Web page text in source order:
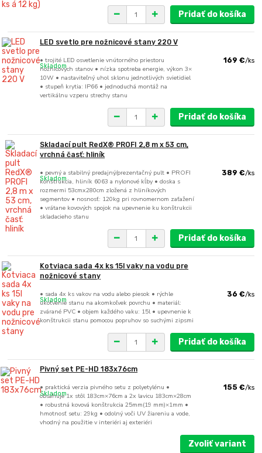
Pridať do košíka
LED svetlo pre nožnicové stany 220 V
• trojité LED osvetlenie vnútorného priestoru
nožnicových stanov • nízka spotreba energie, výkon 3×
10W • nastaviteľný uhol sklonu jednotlivých svietidiel
• stupeň krytia: IP66 • jednoduchá montáž na
vertikálnu vzperu strechy stanu
169 €/ks
Skladom
Pridať do košíka
Skladací pult RedX® PROFI 2,8 m x 53 cm,
vrchná časť: hliník
• pevný a stabilný predajný/prezentačný pult • PROFI
konštrukcia, hliník 6063 a nylonové kĺby • doska s
rozmermi 53cmx280cm zložená z hliníkových
segmentov • nosnosť: 120kg pri rovnomernom zaťažení
• vrátane kovových spojok na upevnenie ku konštrukcii
skladacieho stanu
389 €/ks
Skladom
Pridať do košíka
Kotviaca sada 4x ks 15l vaky na vodu pre
nožnicové stany
• sada 4x ks vakov na vodu alebo piesok • rýchle
ukotvenie stanu na akomkoľvek povrchu • materiál:
zvárané PVC • objem každého vaku: 15l • upevnenie k
konštrukcii stanu pomocou popruhov so suchými zipsmi
36 €/ks
Skladom
Pridať do košíka
Pivný set PE-HD 183x76cm
• praktická verzia pivného setu z polyetylénu •
obsahuje 1x stôl 183cm×76cm a 2x lavicu 183cm×28cm
• robustná kovová konštrukcia 25mm(19 mm)×1mm •
hmotnosť setu: 29kg • odolný voči UV žiareniu a vode,
vhodný na použitie v interiéri aj exteriéri
155 €/ks
Skladom
Zvoliť variant